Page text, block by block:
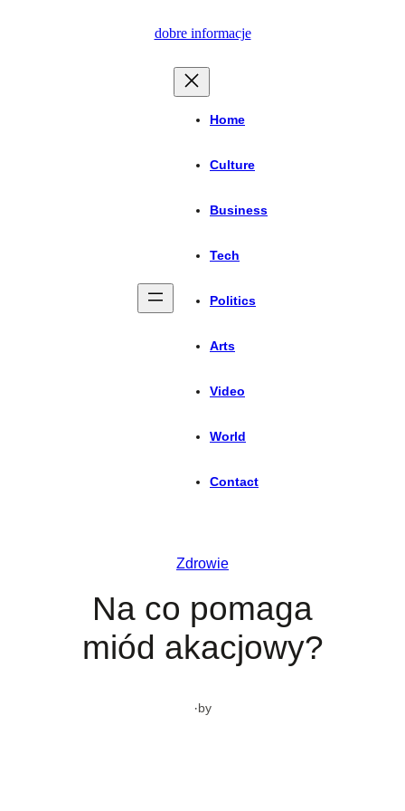
dobre informacje
Home
Culture
Business
Tech
Politics
Arts
Video
World
Contact
Zdrowie
Na co pomaga
miód akacjowy?
·by